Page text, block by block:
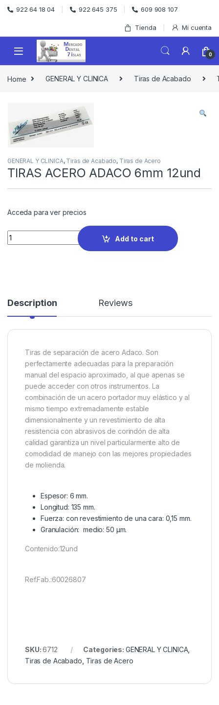
Skip to navigation
Skip to content
922 64 18 04 922 645 375 609 908 107
Tienda Mi cuenta
0
Home GENERAL Y CLINICA Tiras de Acabado
GENERAL Y CLINICA, Tiras de Acabado, Tiras de Acero
TIRAS ACERO ADACO 6mm 12und
Acceda para ver precios
Quantity
Add to cart
Description Reviews
Tiras de separación de acero Adaco. Son
perfectamente adecuadas para la preparación
manual del espacio aproximado, al que apenas se
puede acceder con otros instrumentos. La
combinación de un acero portador muy elástico y al
mismo tiempo extremadamente estable
dimensionalmente y un revestimiento de alta
resistencia con abrasivos de corindón de alta
calidad garantiza un nivel particularmente alto de
comodidad de manejo con las mejores propiedades
de molienda.
Espesor: 6 mm.
Longitud: 135 mm.
Fuerza: con revestimiento de una cara: 0,15 mm.
Granulación: medio: 50 µm.
Contenido:12und
Ref.Fab.:60026807
SKU:6712 Categories: GENERAL Y CLINICA,
Tiras de Acabado Tiras de Acero